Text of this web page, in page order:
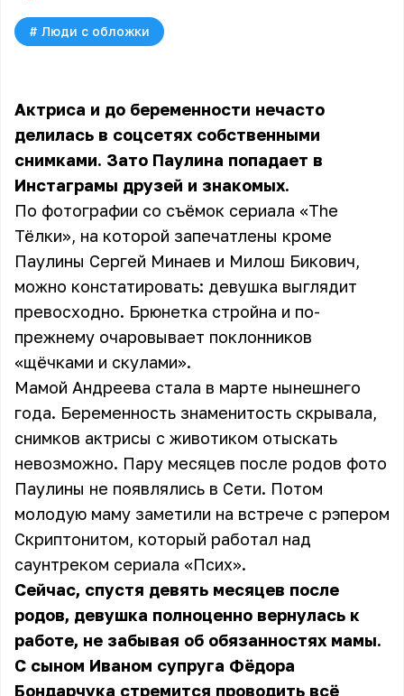
# Люди с обложки
Актриса и до беременности нечасто
делилась в соцсетях собственными
снимками. Зато Паулина попадает в
Инстаграмы друзей и знакомых.
По фотографии со съёмок сериала «The
Тёлки», на которой запечатлены кроме
Паулины Сергей Минаев и Милош Бикович,
можно констатировать: девушка выглядит
превосходно. Брюнетка стройна и по-
прежнему очаровывает поклонников
«щёчками и скулами».
Мамой Андреева стала в марте нынешнего
года. Беременность знаменитость скрывала,
снимков актрисы с животиком отыскать
невозможно. Пару месяцев после родов фото
Паулины не появлялись в Сети. Потом
молодую маму заметили на встрече с рэпером
Скриптонитом, который работал над
саунтреком сериала «Псих».
Сейчас, спустя девять месяцев после
родов, девушка полноценно вернулась к
работе, не забывая об обязанностях мамы.
С сыном Иваном супруга Фёдора
Бондарчука стремится проводить всё